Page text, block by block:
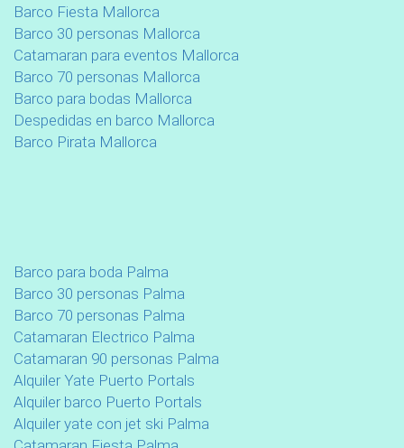
Barco Fiesta Mallorca
Barco 30 personas Mallorca
Catamaran para eventos Mallorca
Barco 70 personas Mallorca
Barco para bodas Mallorca
Despedidas en barco Mallorca
Barco Pirata Mallorca
Barco para boda Palma
Barco 30 personas Palma
Barco 70 personas Palma
Catamaran Electrico Palma
Catamaran 90 personas Palma
Alquiler Yate Puerto Portals
Alquiler barco Puerto Portals
Alquiler yate con jet ski Palma